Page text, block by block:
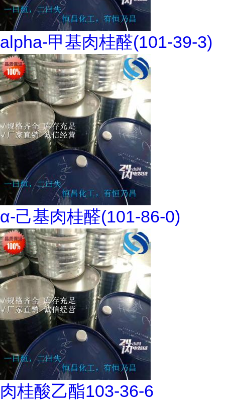
alpha-甲基肉桂醛(101-39-3)
α-己基肉桂醛(101-86-0)
肉桂酸乙酯103-36-6